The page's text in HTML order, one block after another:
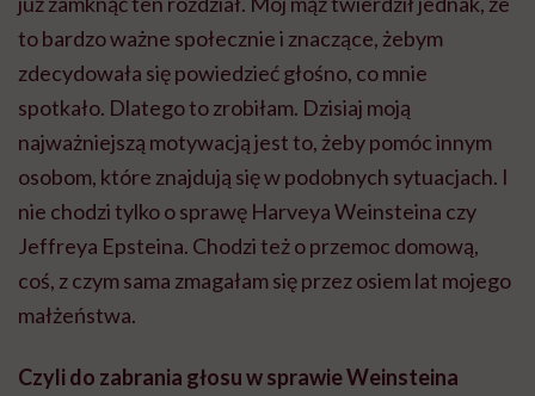
to bardzo ważne społecznie i znaczące, żebym
zdecydowała się powiedzieć głośno, co mnie
spotkało. Dlatego to zrobiłam. Dzisiaj moją
najważniejszą motywacją jest to, żeby pomóc innym
osobom, które znajdują się w podobnych sytuacjach. I
nie chodzi tylko o sprawę Harveya Weinsteina czy
Jeffreya Epsteina. Chodzi też o przemoc domową,
coś, z czym sama zmagałam się przez osiem lat mojego
małżeństwa.
Czyli do zabrania głosu w sprawie Weinsteina